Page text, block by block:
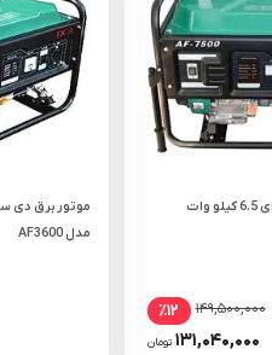
موتور برق دی سی ای 6.5 کیلو وات
۱۴۹,۵۰۰,۰۰۰ ٪۱۲
۱۳۱,۰۴۰,۰۰۰ تومان
مدل AF3600